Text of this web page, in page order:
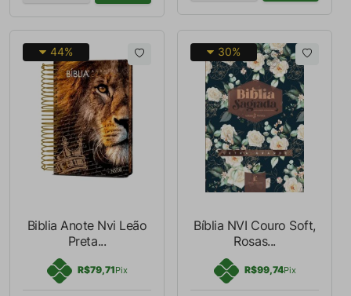
44%
Biblia Anote Nvi Leão
Preta...
R$79,71Pix
30%
Bíblia NVI Couro Soft,
Rosas...
R$99,74Pix